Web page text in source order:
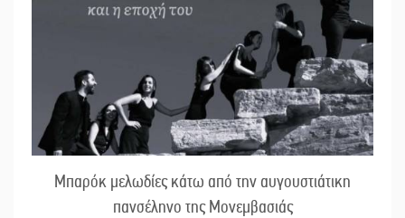
Μπαρόκ μελωδίες κάτω από την αυγουστιάτικη
πανσέληνο της Μονεμβασιάς